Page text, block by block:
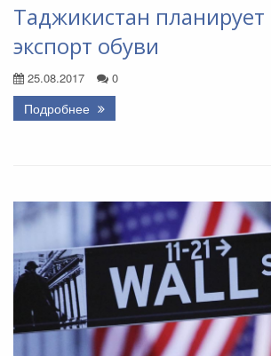
Таджикистан
экспорт обуви
25.08.2017 0
Подробнее